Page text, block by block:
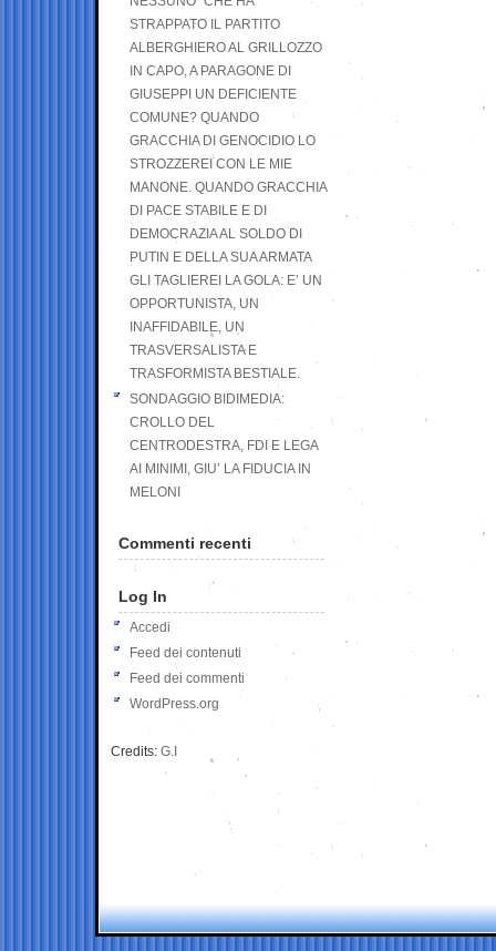
STRAPPATO IL PARTITO
ALBERGHIERO AL GRILLOZZO
IN CAPO, A PARAGONE DI
GIUSEPPI UN DEFICIENTE
COMUNE? QUANDO
GRACCHIA DI GENOCIDIO LO
STROZZEREI CON LE MIE
MANONE. QUANDO GRACCHIA
DI PACE STABILE E DI
DEMOCRAZIA AL SOLDO DI
PUTIN E DELLA SUA ARMATA
GLI TAGLIEREI LA GOLA: E’ UN
OPPORTUNISTA, UN
INAFFIDABILE, UN
TRASVERSALISTA E
TRASFORMISTA BESTIALE.
SONDAGGIO BIDIMEDIA:
CROLLO DEL
CENTRODESTRA, FDI E LEGA
AI MINIMI, GIU’ LA FIDUCIA IN
MELONI
Commenti recenti
Log In
Accedi
Feed dei contenuti
Feed dei commenti
WordPress.org
Credits: G.I